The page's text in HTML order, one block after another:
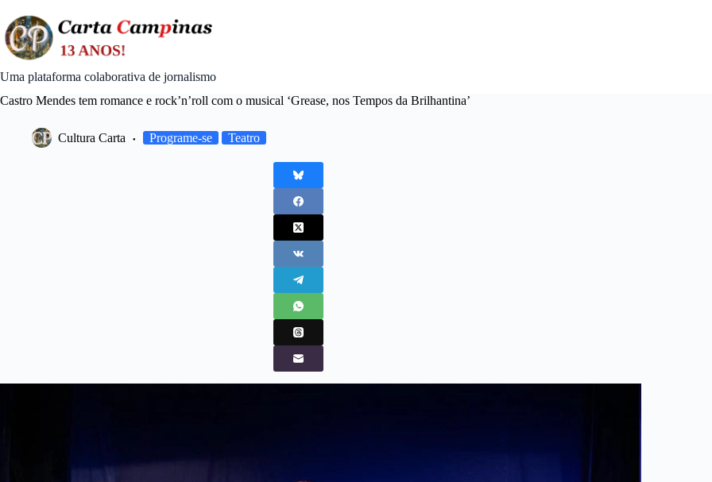
content
Uma plataforma colaborativa de jornalismo
Castro Mendes tem romance e rock’n’roll com o musical ‘Grease, nos Tempos da Brilhantina’
Cultura Carta Programe-se Teatro